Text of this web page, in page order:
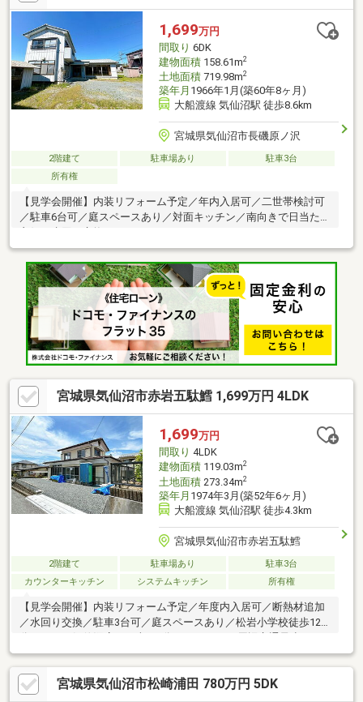
1,699万円
間取り 6DK
建物面積158.61m2
土地面積719.98m2
築年月 1966年1月(築60年8ヶ月)
大船渡線 気仙沼駅 徒歩8.6km
宮城県気仙沼市長磯原ノ沢
2階建て 駐車場あり
駐車3台
所有権
【見学会開催】内装リフォーム予定／年内入居可／二世帯検討可
／駐車6台可／庭スペースあり／対面キッチン／南向きで日当たり
宮城県気仙沼市赤岩五駄鱈 1,699万円 4LDK
1,699万円
間取り 4LDK
建物面積119.03m2
土地面積273.34m2
築年月 1974年3月(築52年6ヶ月)
大船渡線 気仙沼駅 徒歩4.3km
宮城県気仙沼市赤岩五駄鱈
2階建て 駐車場あり
駐車3台
カウンターキッチン
システムキッチン 所有権
【見学会開催】内装リフォーム予定／年度内入居可／断熱材追加
／水回り交換／駐車3台可／庭スペースあり／松岩小学校徒歩12
／浄化槽新設
宮城県気仙沼市松崎浦田 780万円 5DK